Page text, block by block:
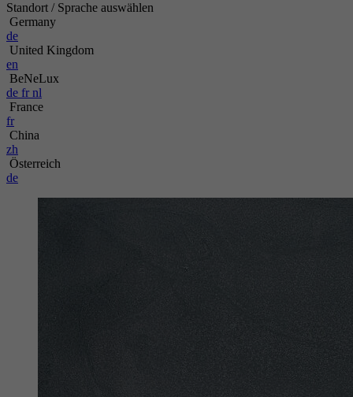
Standort / Sprache auswählen
Germany
de
United Kingdom
en
BeNeLux
de fr nl
France
fr
China
zh
Österreich
de